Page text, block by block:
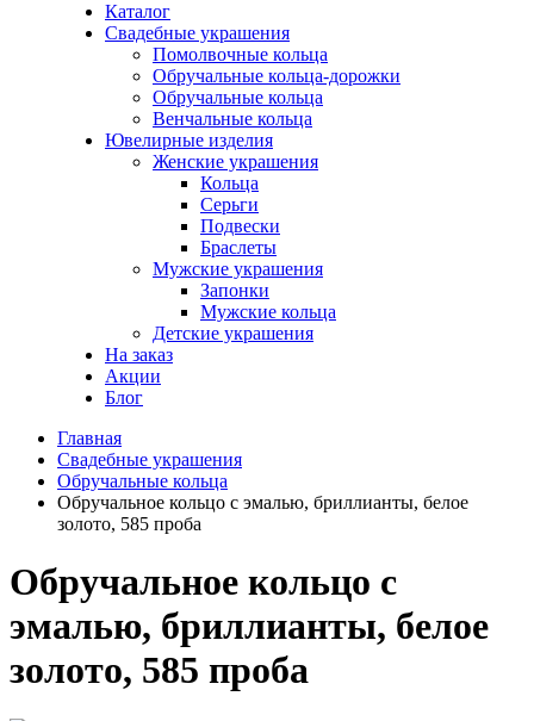
Каталог
Свадебные украшения
Помолвочные кольца
Обручальные кольца-дорожки
Обручальные кольца
Венчальные кольца
Ювелирные изделия
Женские украшения
Кольца
Серьги
Подвески
Браслеты
Мужские украшения
Запонки
Мужские кольца
Детские украшения
На заказ
Акции
Блог
Главная
Свадебные украшения
Обручальные кольца
Обручальное кольцо с эмалью, бриллианты, белое
золото, 585 проба
Обручальное кольцо с
эмалью, бриллианты, белое
золото, 585 проба